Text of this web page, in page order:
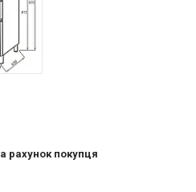
рахунок покупця